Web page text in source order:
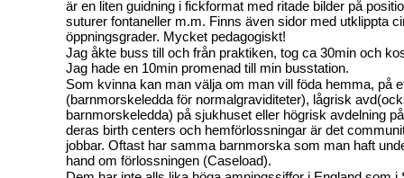
är en liten guidning i fickformat med ritade bilder på
suturer fontaneller m.m. Finns även sidor med utklippta
öppningsgrader. Mycket pedagogiskt!
Jag åkte buss till och från praktiken, tog ca 30min och
Jag hade en 10min promenad till min busstation.
Som kvinna kan man välja om man vill föda hemma, på
(barnmorskeledda för normalgraviditeter), lågrisk
barnmorskeledda) på sjukhuset eller högrisk avdelning
deras birth centers och hemförlossningar är det
jobbar. Oftast har samma barnmorska som man haft
hand om förlossningen (Caseload).